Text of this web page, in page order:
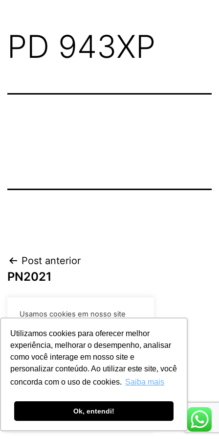
Utilizamos cookies para oferecer melhor
experiência, melhorar o desempenho, analisar
como você interage em nosso site e
personalizar conteúdo. Ao utilizar este site, você
concorda com o uso de cookies. Saiba mais
Ok, entendi!
PD 943XP
Post anterior
PN2021
PH 0950
Usamos cookies em nosso site
relevante, lembrando suas
preferências e visitas repetidas. Ao
clicar em “Aceitar todos”, você
concorda com o uso de TODOS os
cookies.Leia mais